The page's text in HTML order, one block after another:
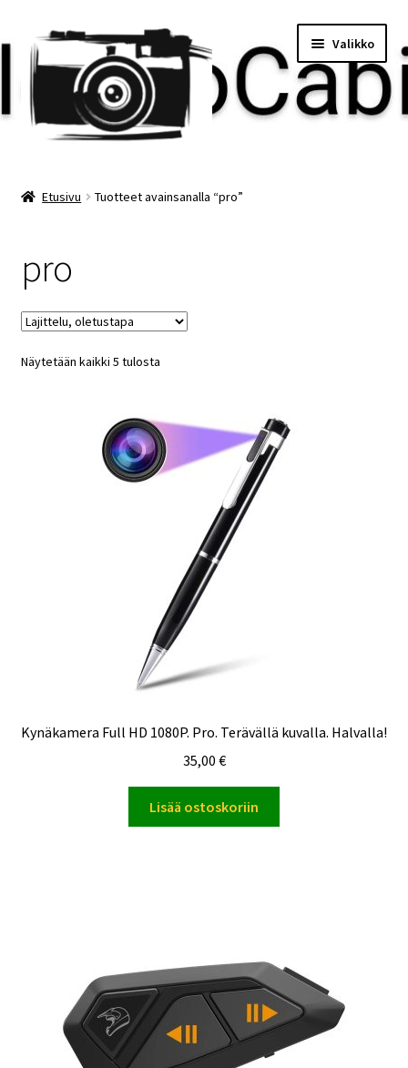
Siirry
navigointiin
Siirry
sisältöön
Valikko
Minun tilini
Ostoskori
Etusivu Tuotteet avainsanalla “pro”
pro
Näytetään kaikki 5 tulosta
Kynäkamera Full HD 1080P. Pro. Terävällä kuvalla. Halvalla!
35,00 €
Lisää ostoskoriin